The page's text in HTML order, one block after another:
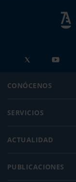
CONÓCENOS
SERVICIOS
ACTUALIDAD
PUBLICACIONES